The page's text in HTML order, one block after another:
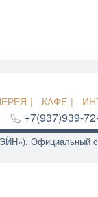
КАФЕ
+7(937)939-
Официальный